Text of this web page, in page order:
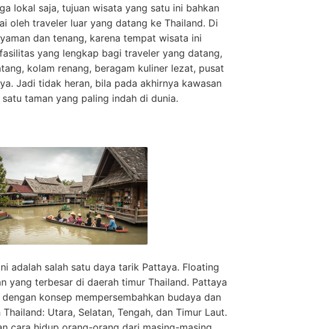
lokal saja, tujuan wisata yang satu ini bahkan
oleh traveler luar yang datang ke Thailand. Di
dan tenang, karena tempat wisata ini
yang lengkap bagi traveler yang datang,
kolam renang, beragam kuliner lezat, pusat
Jadi tidak heran, bila pada akhirnya kawasan
taman yang paling indah di dunia.
adalah salah satu daya tarik Pattaya. Floating
yang terbesar di daerah timur Thailand. Pattaya
konsep mempersembahkan budaya dan
Utara, Selatan, Tengah, dan Timur Laut.